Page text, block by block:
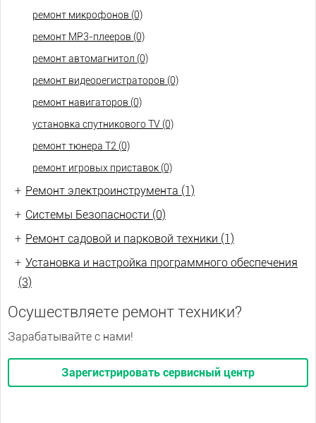
ремонт микрофонов (0)
ремонт МР3-плееров (0)
ремонт автомагнитол (0)
ремонт видеорегистраторов (0)
ремонт навигаторов (0)
установка спутникового TV (0)
ремонт тюнера Т2 (0)
ремонт игровых приставок (0)
+ Ремонт электроинструмента (1)
+ Системы Безопасности (0)
+ Ремонт садовой и парковой техники (1)
+ Установка и настройка программного обеспечения
(3)
Осуществляете ремонт техники?
Зарабатывайте с нами!
Зарегистрировать сервисный центр